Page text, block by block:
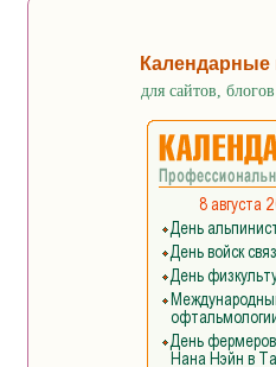
для сайтов,